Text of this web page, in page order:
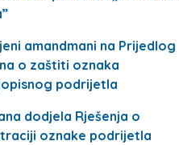
amandmani na Prijedlog
o zaštiti oznaka
podrijetla
dodjela Rješenja o
oznake podrijetla